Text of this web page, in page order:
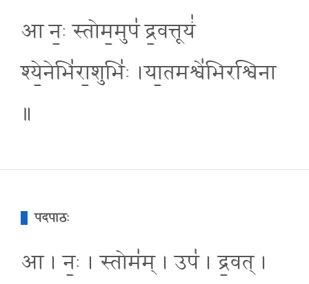
आ न॒ः स्तोम॒मुप॑ द्र॒वत्तूयं॑
श्ये॒नेभि॑रा॒शुभि॑ः ।या॒तमश्वे॑भिरश्विना
॥
पदपाठः
आ । नः॒ । स्तोम॑म् । उप॑ । द्र॒वत् ।